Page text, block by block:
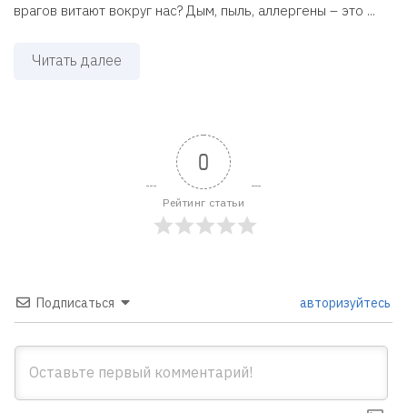
врагов витают вокруг нас? Дым, пыль, аллергены – это ...
Читать далее
0
Рейтинг статьи
Подписаться авторизуйтесь